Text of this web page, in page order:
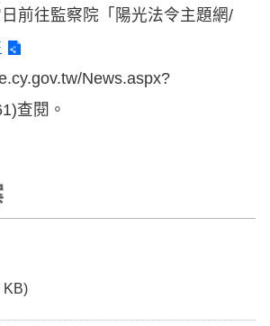
前往監察院「陽光法令主題網/
News.aspx?
查閱。
KB)